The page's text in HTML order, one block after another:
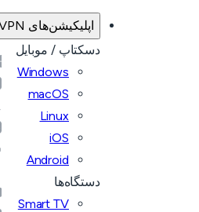
اپلیکیشن‌های VPN
دسکتاپ / موبایل
Windows
macOS
Linux
iOS
Android
دستگاه‌ها
Smart TV